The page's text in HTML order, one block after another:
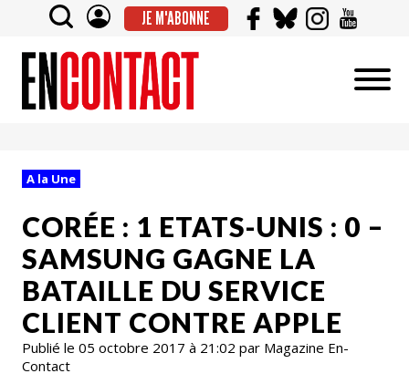
JE M'ABONNE
A la Une
CORÉE : 1 ETATS-UNIS : 0 –
SAMSUNG GAGNE LA
BATAILLE DU SERVICE
CLIENT CONTRE APPLE
Publié le 05 octobre 2017 à 21:02 par Magazine En-
Contact